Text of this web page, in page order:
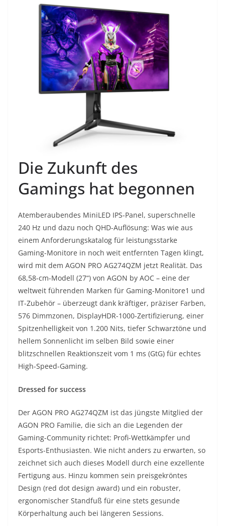
Die Zukunft des
Gamings hat begonnen
Atemberaubendes MiniLED IPS-Panel, superschnelle
240 Hz und dazu noch QHD-Auflösung: Was wie aus
einem Anforderungskatalog für leistungsstarke
Gaming-Monitore in noch weit entfernten Tagen klingt,
wird mit dem AGON PRO AG274QZM jetzt Realität. Das
68,58-cm-Modell (27“) von AGON by AOC – eine der
weltweit führenden Marken für Gaming-Monitore1 und
IT-Zubehör – überzeugt dank kräftiger, präziser Farben,
576 Dimmzonen, DisplayHDR-1000-Zertifizierung, einer
Spitzenhelligkeit von 1.200 Nits, tiefer Schwarztöne und
hellem Sonnenlicht im selben Bild sowie einer
blitzschnellen Reaktionszeit vom 1 ms (GtG) für echtes
High-Speed-Gaming.
Dressed for success
Der AGON PRO AG274QZM ist das jüngste Mitglied der
AGON PRO Familie, die sich an die Legenden der
Gaming-Community richtet: Profi-Wettkämpfer und
Esports-Enthusiasten. Wie nicht anders zu erwarten, so
zeichnet sich auch dieses Modell durch eine exzellente
Fertigung aus. Hinzu kommen sein preisgekröntes
Design (red dot design award) und ein robuster,
ergonomischer Standfuß für eine stets gesunde
Körperhaltung auch bei längeren Sessions.